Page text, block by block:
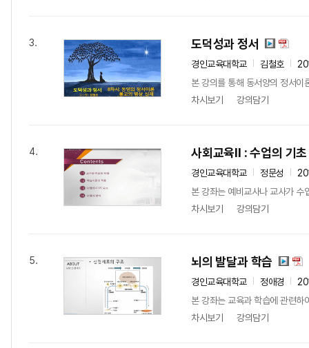
3. 도덕성과 정서
경인교육대학교 김철호
본 강의를 통해 동서양의 정서이
차시보기
강의담기
4. 사회교육Ⅱ : 수업의 기초
경인교육대학교 정문성
본 강좌는 예비교사나 교사가
차시보기
강의담기
5. 뇌의 발달과 학습
경인교육대학교 정애경
본 강좌는 교육과 학습에 관련하
차시보기
강의담기